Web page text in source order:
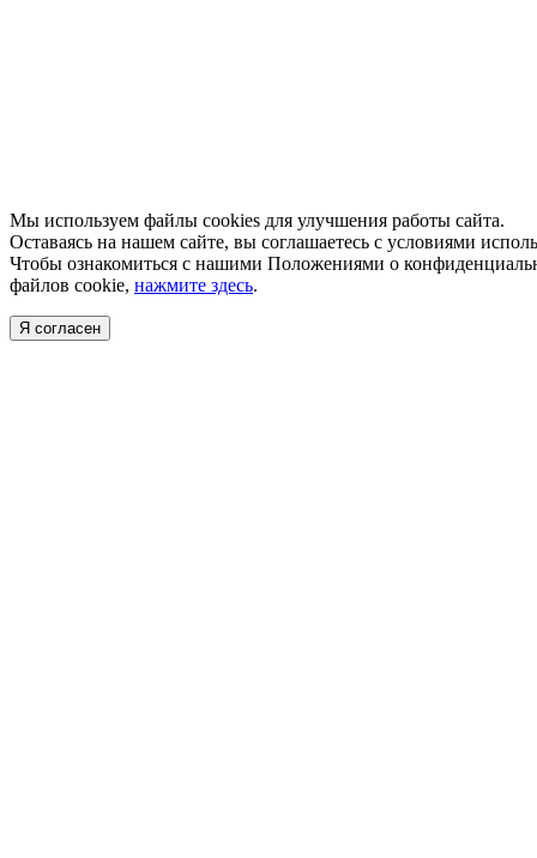
Мы используем файлы cookies для улучшения работы сайта.
Оставаясь на нашем сайте, вы соглашаетесь с условиями
Чтобы ознакомиться с нашими Положениями о
файлов cookie, нажмите здесь.
Я согласен